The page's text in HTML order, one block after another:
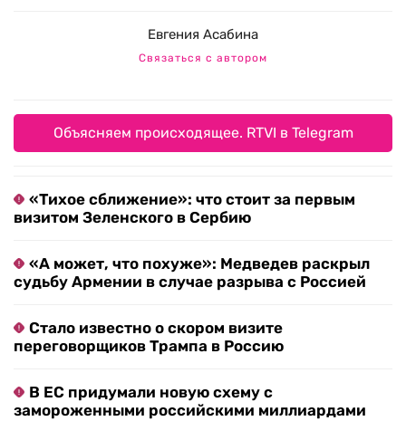
Евгения Асабина
Связаться с автором
Объясняем происходящее. RTVI в Telegram
«Тихое сближение»: что стоит за первым
визитом Зеленского в Сербию
«А может, что похуже»: Медведев раскрыл
судьбу Армении в случае разрыва с Россией
Стало известно о скором визите
переговорщиков Трампа в Россию
В ЕС придумали новую схему с
замороженными российскими миллиардами